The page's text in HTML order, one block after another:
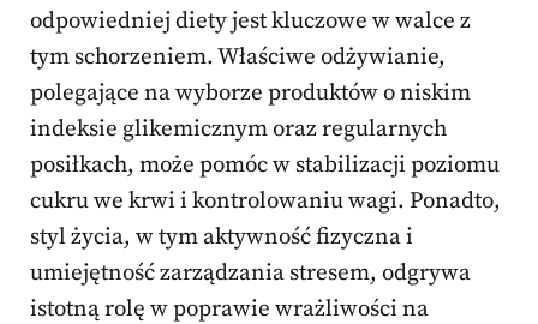
odpowiedniej diety jest kluczowe w walce z
tym schorzeniem. Właściwe odżywianie,
polegające na wyborze produktów o niskim
indeksie glikemicznym oraz regularnych
posiłkach, może pomóc w stabilizacji poziomu
cukru we krwi i kontrolowaniu wagi. Ponadto,
styl życia, w tym aktywność fizyczna i
umiejętność zarządzania stresem, odgrywa
istotną rolę w poprawie wrażliwości na